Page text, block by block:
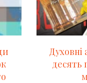
Духовні
десять